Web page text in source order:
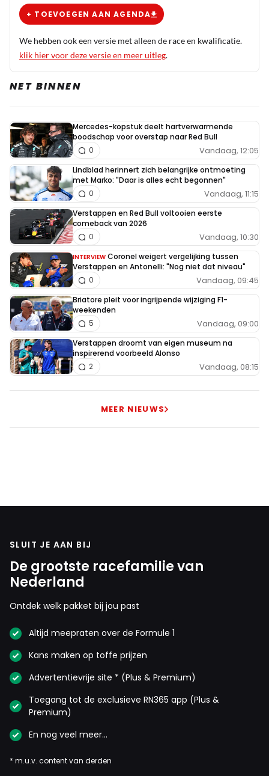
+ TOEVOEGEN AAN AGENDA
We hebben ook een versie met alleen de race en kwalificatie.
klik hier voor deze versie en meer uitleg.
NET BINNEN
Mercedes-kopstuk deelt hartverwarmende
boodschap voor overstap naar Red Bull
Vandaag, 12:05
0
Lindblad herinnert zich belangrijke ontmoeting
met Marko: "Daar is alles echt begonnen"
Vandaag, 11:15
0
Verstappen en Red Bull voltooien eerste
comeback van 2026
Vandaag, 10:30
0
INTERVIEW Coronel weigert vergelijking tussen
Verstappen en Antonelli: "Nog niet dat niveau"
Vandaag, 09:45
0
Briatore pleit voor ingrijpende wijziging F1-
weekenden
Vandaag, 09:00
5
Verstappen droomt van eigen museum na
inspirerend voorbeeld Alonso
Vandaag, 08:15
2
MEER NIEUWS
SLUIT JE AAN BIJ
De grootste racefamilie van
Nederland
Ontdek welk pakket bij jou past
Altijd meepraten over de Formule 1
Kans maken op toffe prijzen
Advertentievrije site * (Plus & Premium)
Toegang tot de exclusieve RN365 app (Plus &
Premium)
En nog veel meer…
* m.u.v. content van derden